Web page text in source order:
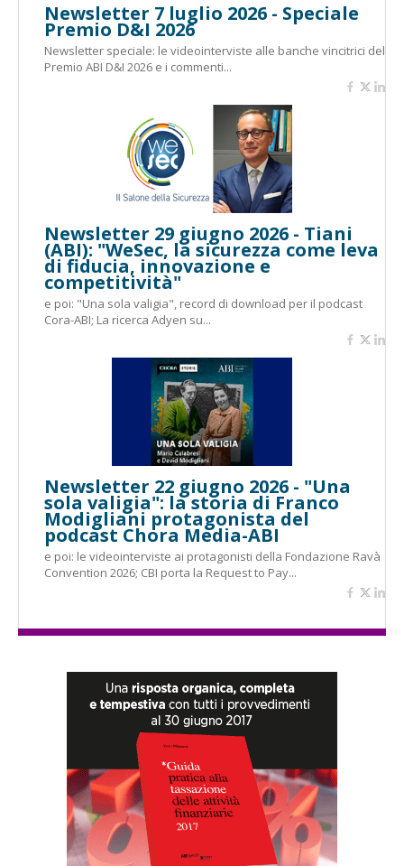
Newsletter 7 luglio 2026 - Speciale
Premio D&I 2026
Newsletter speciale: le videointerviste alle banche vincitrici del
Premio ABI D&I 2026 e i commenti...
Newsletter 29 giugno 2026 - Tiani
(ABI): "WeSec, la sicurezza come leva
di fiducia, innovazione e
competitività"
e poi: "Una sola valigia", record di download per il podcast
Cora-ABI; La ricerca Adyen su...
Newsletter 22 giugno 2026 - "Una
sola valigia": la storia di Franco
Modigliani protagonista del
podcast Chora Media-ABI
e poi: le videointerviste ai protagonisti della Fondazione Ravà
Convention 2026; CBI porta la Request to Pay...